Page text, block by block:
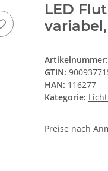
LED
Artikelnummer:
GTIN:
HAN: 116277
Kategorie:
Preise nach